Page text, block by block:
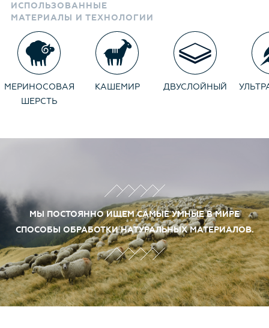
шарфами-снудами Gael и Anais, удлиненными перчатками
с гордостью в России.
ИСПОЛЬЗОВАННЫЕ
МАТЕРИАЛЫ И ТЕХНОЛОГИИ
МЕРИНОСОВАЯ
ШЕРСТЬ
КАШЕМИР ДВУСЛОЙНЫЙ
МЫ ПОСТОЯННО ИЩЕМ САМЫЕ УМНЫЕ В МИРЕ
СПОСОБЫ ОБРАБОТКИ НАТУРАЛЬНЫХ МАТЕРИАЛОВ.